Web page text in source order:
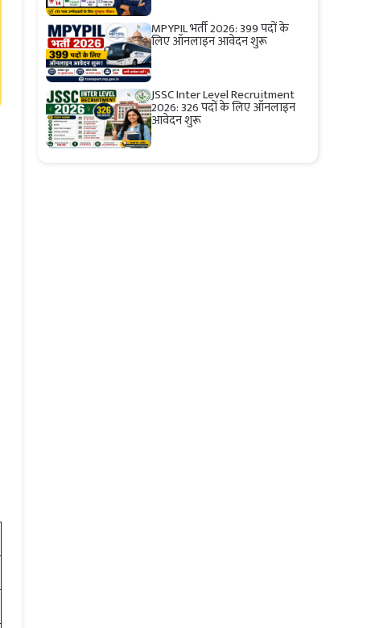
MPYPIL भर्ती 2026: 399 पदों के
लिए ऑनलाइन आवेदन शुरू
JSSC Inter Level Recruitment
2026: 326 पदों के लिए ऑनलाइन
आवेदन शुरू